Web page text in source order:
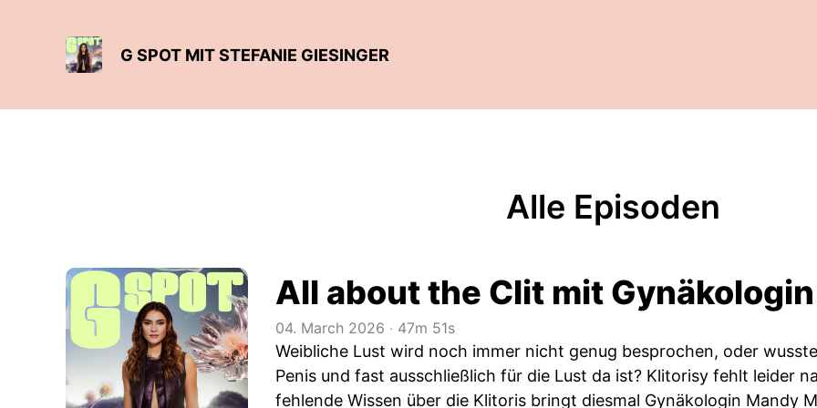
G SPOT MIT STEFANIE GIESINGER
Alle Episoden
All about the Clit mit
04. March 2026 ‧ 47m 51s
Weibliche Lust wird noch immer nicht genug besprochen, oder
Penis und fast ausschließlich für die Lust da ist? Klitorisy fehlt leider
fehlende Wissen über die Klitoris bringt diesmal Gynäkologin Mandy